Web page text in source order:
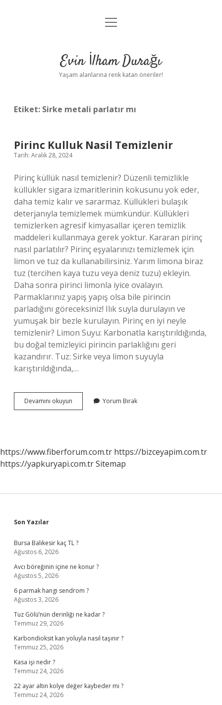
Anasayfa
Yasal Uyarı
menüyü
Evin İlham Durağı
Yaşam alanlarına renk katan öneriler!
Etiket: Sirke metali parlatır mı
Pirinc Kulluk Nasil Temizlenir
Tarih: Aralık 28, 2024
Pirinç küllük nasıl temizlenir? Düzenli temizlikle
küllükler sigara izmaritlerinin kokusunu yok eder,
daha temiz kalır ve sararmaz. Küllükleri bulaşık
deterjanıyla temizlemek mümkündür. Küllükleri
temizlerken agresif kimyasallar içeren temizlik
maddeleri kullanmaya gerek yoktur. Kararan pirinç
nasıl parlatılır? Pirinç eşyalarınızı temizlemek için
limon ve tuz da kullanabilirsiniz. Yarım limona biraz
tuz (tercihen kaya tuzu veya deniz tuzu) ekleyin.
Daha sonra pirinci limonla iyice ovalayın.
Parmaklarınız yapış yapış olsa bile pirincin
parladığını göreceksiniz! Ilık suyla durulayın ve
yumuşak bir bezle kurulayın. Pirinç en iyi neyle
temizlenir? Limon Suyu: Karbonatla karıştırıldığında,
bu doğal temizleyici pirincin parlaklığını geri
kazandırır. Tuz: Sirke veya limon suyuyla
karıştırıldığında,…
Devamını okuyun
Kulluk
Yorum Bırak
https://www.fiberforum.com.tr https://bizceyapim.com.tr
https://yapkuryapi.com.trSitemap
Sidebar
Son Yazılar
Bursa Balıkesir kaç TL ?
Ağustos 6, 2026
Avcı böreğinin içine ne konur ?
Ağustos 5, 2026
6 parmak hangi sendrom ?
Ağustos 3, 2026
Tuz Gölü’nün derinliği ne kadar ?
Temmuz 29, 2026
Karbondioksit kan yoluyla nasıl taşınır ?
Temmuz 25, 2026
Kasa işi nedir ?
Temmuz 24, 2026
22 ayar altın kolye değer kaybeder mi ?
Temmuz 24, 2026